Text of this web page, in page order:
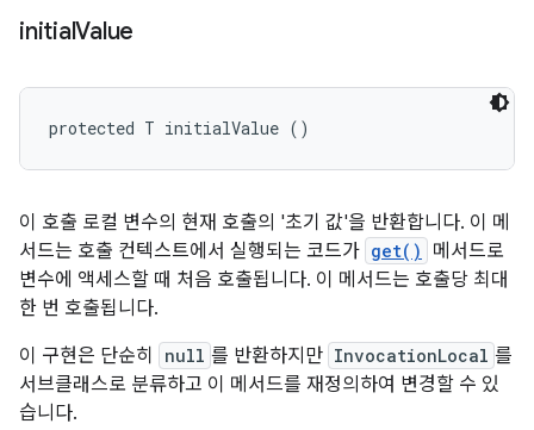
initialValue
protected T initialValue ()
이 호출 로컬 변수의 현재 호출의 '초기 값'을 반환합니다. 이 메
서드는 호출 컨텍스트에서 실행되는 코드가 get()
메서드로
변수에 액세스할 때 처음 호출됩니다. 이 메서드는 호출당 최대
한 번 호출됩니다.
이 구현은 단순히
null 를 반환하지만 InvocationLocal 를
서브클래스로 분류하고 이 메서드를 재정의하여 변경할 수 있
습니다.